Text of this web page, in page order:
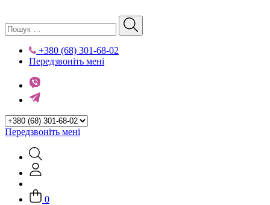
+380 (68) 301-68-02
Передзвоніть мені
Передзвоніть мені
0